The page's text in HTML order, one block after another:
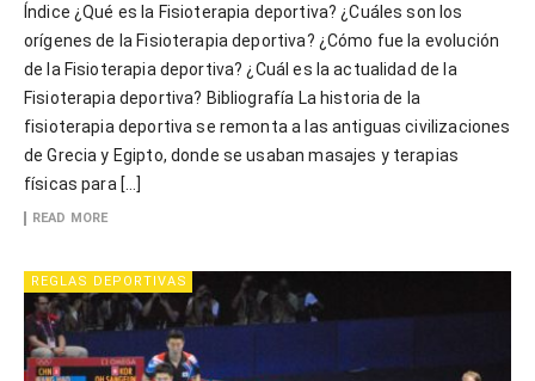
Índice ¿Qué es la Fisioterapia deportiva? ¿Cuáles son los
orígenes de la Fisioterapia deportiva? ¿Cómo fue la evolución
de la Fisioterapia deportiva? ¿Cuál es la actualidad de la
Fisioterapia deportiva? Bibliografía La historia de la
fisioterapia deportiva se remonta a las antiguas civilizaciones
de Grecia y Egipto, donde se usaban masajes y terapias
físicas para […]
READ MORE
REGLAS DEPORTIVAS